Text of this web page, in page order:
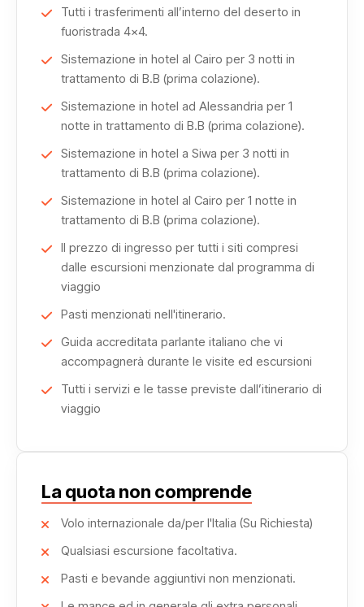
splendida Moschea di Mohamed Ali, da cui si gode una
vista panoramica sul Cairo.
Un’intera giornata sarà dedicata alla città di Alessandria,
con le sue atmosfere mediterranee e il mix di cultura
greco-romana e araba.
Proseguiremo poi versoEl Alamein, luogo simbolo della
Seconda Guerra Mondiale, dove potrai visitare i memoriali
e il museo militare.
Infine, il tour si conclude con un'avventura indimenticabile
nell'affascinante
antiche rovine berbere. Un luogo fuori dal tempo, perfetto
Prenota ora e lasciati incantare da un viaggio ricco di
Tutti i trasferimenti all’interno del deserto in
fuoristrada 4x4.
Sistemazione in hotel al Cairo per 3 notti in
trattamento di B.B (prima colazione).
Sistemazione in hotel ad Alessandria per 1
notte in trattamento di B.B (prima colazione).
Sistemazione in hotel a Siwa per 3 notti in
trattamento di B.B (prima colazione).
Sistemazione in hotel al Cairo per 1 notte in
trattamento di B.B (prima colazione).
Il prezzo di ingresso per tutti i siti compresi
dalle escursioni menzionate dal programma di
viaggio
Pasti menzionati nell'itinerario.
Guida accreditata parlante italiano che vi
accompagnerà durante le visite ed escursioni
Tutti i servizi e le tasse previste dall’itinerario di
viaggio
La quota non comprende
Volo internazionale da/per l'Italia (Su Richiesta)
Qualsiasi escursione facoltativa.
Pasti e bevande aggiuntivi non menzionati.